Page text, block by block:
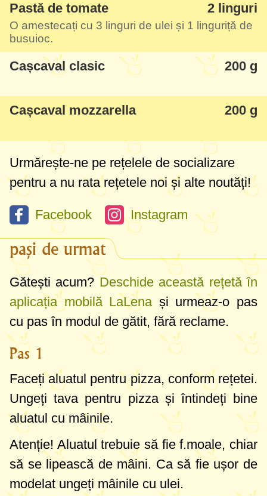
Pastă de tomate 2 linguri
O amestecați cu 3 linguri de ulei și 1 linguriță de
busuioc.
Cașcaval clasic 200 g
Cașcaval mozzarella 200 g
Urmărește-ne pe rețelele de socializare
pentru a nu rata rețetele noi și alte noutăți!
Facebook Instagram
pași de urmat
Gătești acum? Deschide această rețetă în
aplicația mobilă LaLena și urmeaz-o pas
cu pas în modul de gătit, fără reclame.
Pas 1
Faceți aluatul pentru pizza, conform rețetei.
Ungeți tava pentru pizza și întindeți bine
aluatul cu mâinile.
Atenție! Aluatul trebuie să fie f.moale, chiar
să se lipească de mâini. Ca să fie ușor de
modelat ungeți mâinile cu ulei.